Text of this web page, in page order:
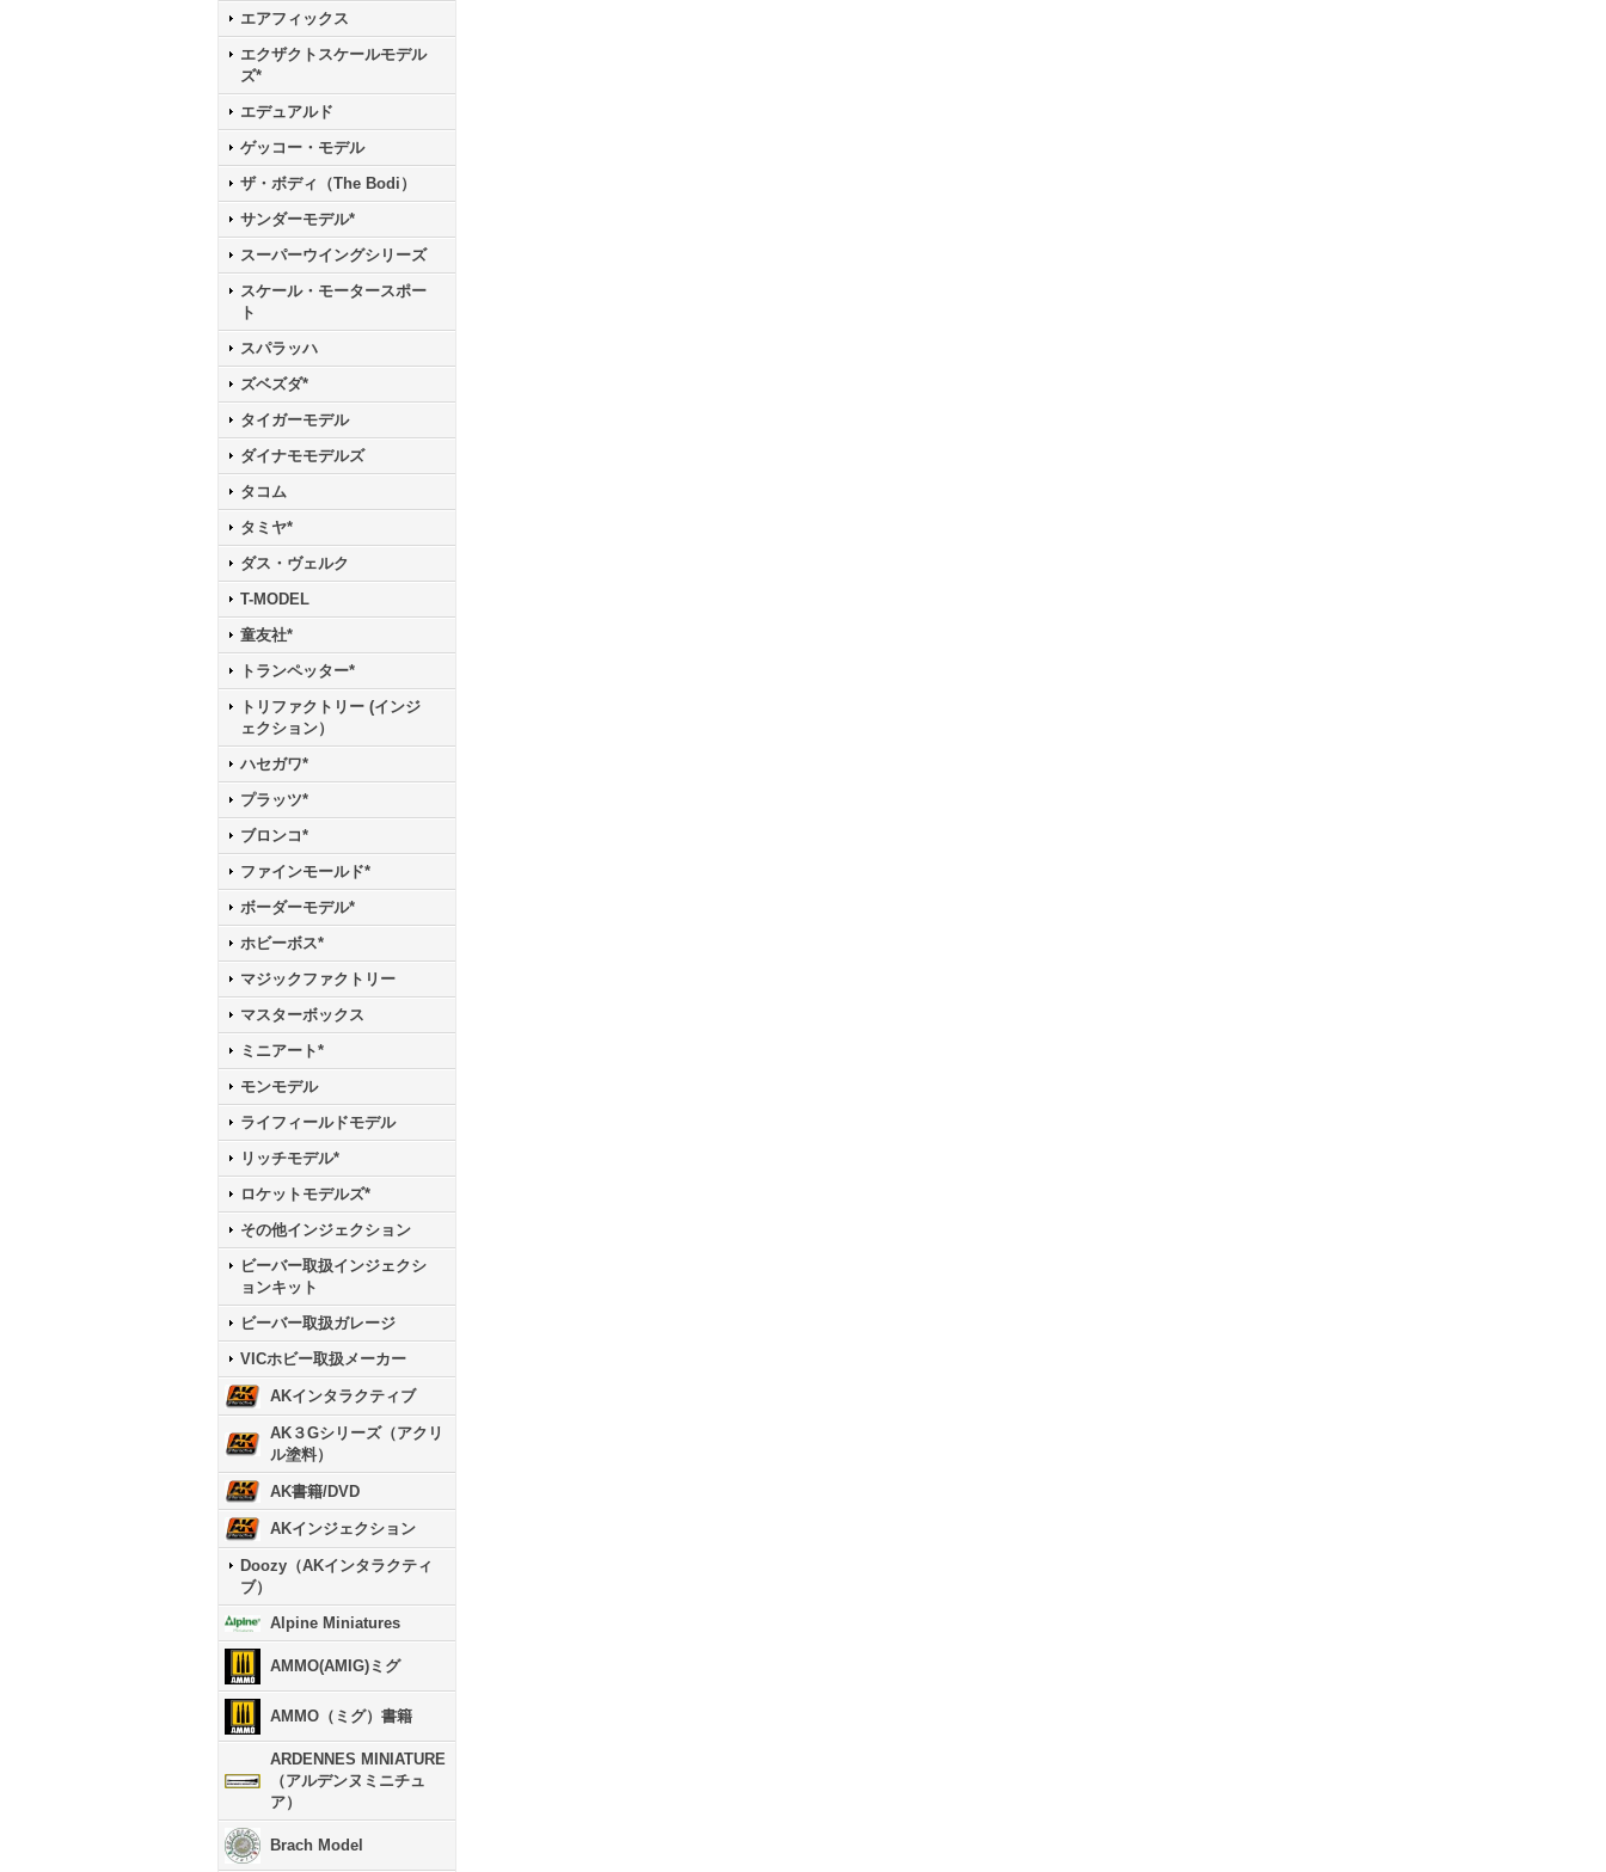
エアフィックス
エクザクトスケールモデル
ズ*
エデュアルド
ゲッコー・モデル
ザ・ボディ（The Bodi）
サンダーモデル*
スーパーウイングシリーズ
スケール・モータースポー
ト
スパラッハ
ズベズダ*
タイガーモデル
ダイナモモデルズ
タコム
タミヤ*
ダス・ヴェルク
T-MODEL
童友社*
トランペッター*
トリファクトリー (インジ
ェクション）
ハセガワ*
プラッツ*
ブロンコ*
ファインモールド*
ボーダーモデル*
ホビーボス*
マジックファクトリー
マスターボックス
ミニアート*
モンモデル
ライフィールドモデル
リッチモデル*
ロケットモデルズ*
その他インジェクション
ビーバー取扱インジェクシ
ョンキット
ビーバー取扱ガレージ
VICホビー取扱メーカー
AKインタラクティブ
AK３Gシリーズ（アクリ
ル塗料）
AK書籍/DVD
AKインジェクション
Doozy（AKインタラクティ
ブ）
Alpine Miniatures
AMMO(AMIG)ミグ
AMMO（ミグ）書籍
ARDENNES MINIATURE
（アルデンヌミニチュ
ア）
Brach Model